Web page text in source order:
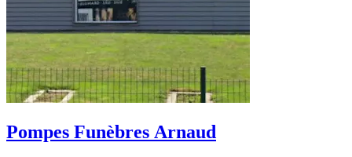
Pompes Funèbres Arnaud